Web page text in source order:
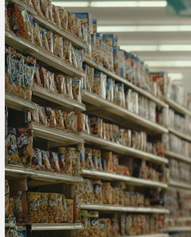
Extrakte
Ablauf
Therapien
Alle Krankheiten
Chronische Schmerzen
ADHS